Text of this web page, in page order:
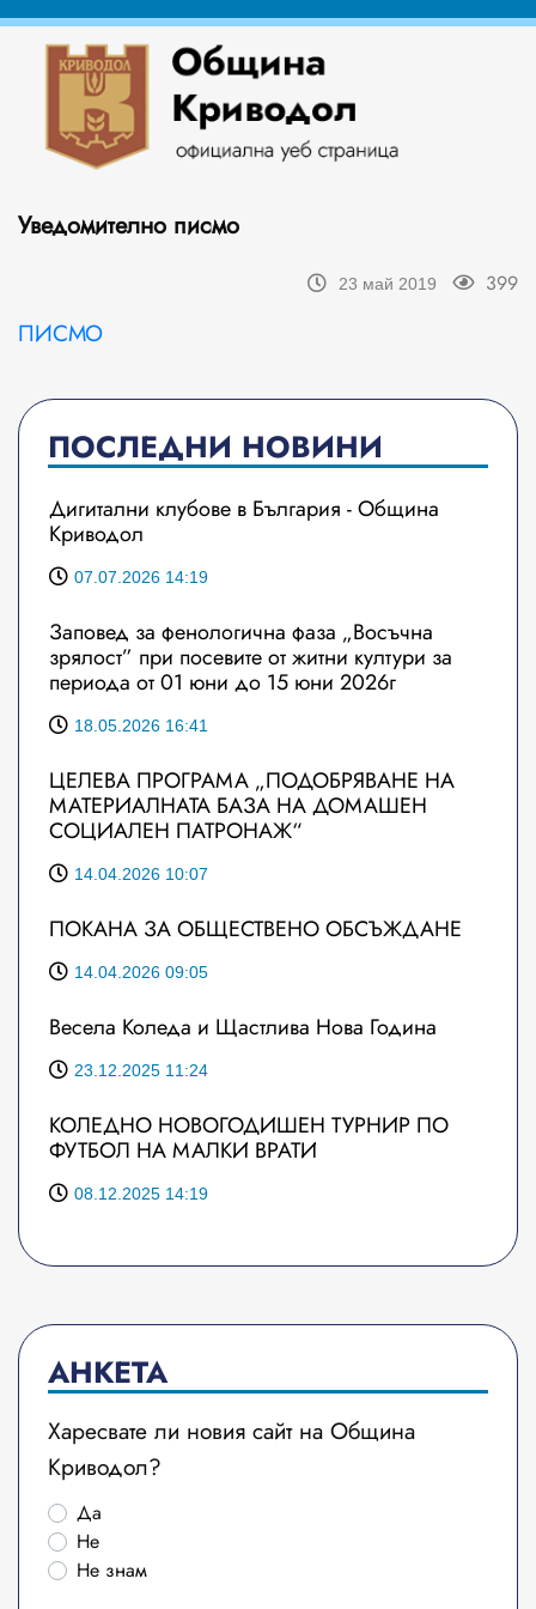
Уведомително писмо
23 май 2019 399
ПИСМО
ПОСЛЕДНИ НОВИНИ
Дигитални клубове в България - Община
Криводол
07.07.2026 14:19
Заповед за фенологична фаза „Восъчна
зрялост” при посевите от житни култури за
периода от 01 юни до 15 юни 2026г
18.05.2026 16:41
ЦЕЛЕВА ПРОГРАМА „ПОДОБРЯВАНЕ НА
МАТЕРИАЛНАТА БАЗА НА ДОМАШЕН
СОЦИАЛЕН ПАТРОНАЖ“
14.04.2026 10:07
ПОКАНА ЗА ОБЩЕСТВЕНО ОБСЪЖДАНЕ
14.04.2026 09:05
Весела Коледа и Щастлива Нова Година
23.12.2025 11:24
КОЛЕДНО НОВОГОДИШЕН ТУРНИР ПО
ФУТБОЛ НА МАЛКИ ВРАТИ
08.12.2025 14:19
АНКЕТА
Харесвате ли новия сайт на Община
Криводол?
Да
Не
Не знам